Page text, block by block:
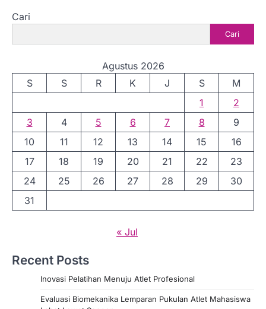
Cari
Cari
Agustus 2026
S
S R K J S
M
1
2
3
4 5 6 7 8
9
10
11 12 13 14 15
16
17
18 19 20 21 22
23
24
25 26 27 28 29
30
31
« Jul
Recent Posts
Inovasi Pelatihan Menuju Atlet Profesional
Evaluasi Biomekanika Lemparan Pukulan Atlet Mahasiswa